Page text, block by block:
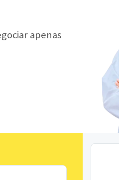
apenas